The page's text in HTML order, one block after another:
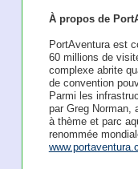
À propos de
PortAventura est
60 millions de
complexe abrite
de convention
Parmi les
par Greg Norman,
à thème et parc
renommée